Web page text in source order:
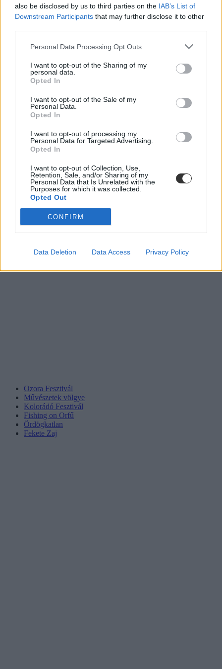
also be disclosed by us to third parties on the IAB’s List of
Downstream Participants that may further disclose it to other
Personal Data Processing Opt Outs
I want to opt-out of the Sharing of my
personal data.
Opted In
I want to opt-out of the Sale of my
Personal Data.
Opted In
I want to opt-out of processing my
Personal Data for Targeted Advertising.
Opted In
I want to opt-out of Collection, Use,
Retention, Sale, and/or Sharing of my
Personal Data that Is Unrelated with the
Purposes for which it was collected.
Opted Out
CONFIRM
Data Deletion Data Access Privacy Policy
Fishing On Orfű
Ozora Festival
közönségre tett szert, így az árt euróban adják meg. Nem olcsó
szórakozás, de nagy élmény lehet, ha a goa, a trance, a psy és chill
zenék rajongója vagy – illetve ha a szüleid segítenek kifizetni a
fesztiválbérletet.
Helyszín : Dádpuszta, Fejér megye
Jegyek: 290 euró (azaz körülbelül 100,000 Ft)
Közlekedés: tömegközlekedéssel Kelenföldről vonattal, majd
volánbusszal lehet eljutni a helyszínre, a reptérről Ozora
Előadók: Hilight Tribe, Star Sounds Orchestra, Ace Ventura,
stb.
Ozora Fesztivál
Facebook / Ozora Fesztivál official
Ozora Fesztivál
Művészetek völgye
Kolorádó Fesztivál
Fishing on Orfű
Ördögkatlan
Fekete Zaj